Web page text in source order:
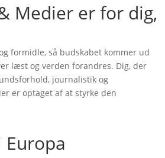
Medier er for dig,
formidle, så budskabet kommer ud
læst og verden forandres. Dig, der
journalistik og
er optaget af at styrke den
Europa